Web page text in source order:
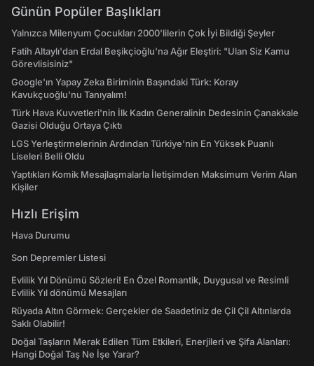
Günün Popüler Başlıkları
Yalnızca Milenyum Çocukları 2000'lilerin Çok İyi Bildiği Şeyler
Fatih Altaylı'dan Erdal Beşikçioğlu'na Ağır Eleştiri: "Ulan Siz Kamu
Görevlisisiniz"
Google'ın Yapay Zeka Biriminin Başındaki Türk: Koray
Kavukçuoğlu'nu Tanıyalım!
Türk Hava Kuvvetleri'nin İlk Kadın Generalinin Dedesinin Çanakkale
Gazisi Olduğu Ortaya Çıktı
LGS Yerleştirmelerinin Ardından Türkiye'nin En Yüksek Puanlı
Liseleri Belli Oldu
Yaptıkları Komik Mesajlaşmalarla İletişimden Maksimum Verim Alan
Kişiler
Hızlı Erişim
Hava Durumu
Son Depremler Listesi
Evlilik Yıl Dönümü Sözleri! En Özel Romantik, Duygusal ve Resimli
Evlilik Yıl dönümü Mesajları
Rüyada Altın Görmek: Gerçekler de Saadetiniz de Çil Çil Altınlarda
Saklı Olabilir!
Doğal Taşların Merak Edilen Tüm Etkileri, Enerjileri ve Şifa Alanları:
Hangi Doğal Taş Ne İşe Yarar?